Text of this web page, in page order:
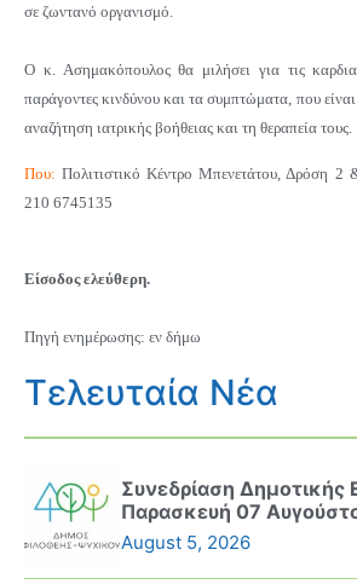
σε ζωντανό οργανισμό.
Ο κ. Ασημακόπουλος θα μιλήσει για τις
παράγοντες κινδύνου και τα συμπτώματα, που
αναζήτηση ιατρικής βοήθειας και τη θεραπεία τους.
Που: Πολιτιστικό Κέντρο Μπενετάτου,Δρόση 2
210 6745135
Είσοδος ελεύθερη.
Πηγή ενημέρωσης: εν δήμω
Τελευταία Νέα
Συνεδρίαση Δημοτικής
Παρασκευή 07
August 5, 2026